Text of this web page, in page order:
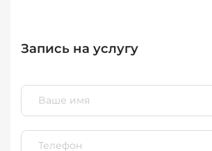
Запись на услугу